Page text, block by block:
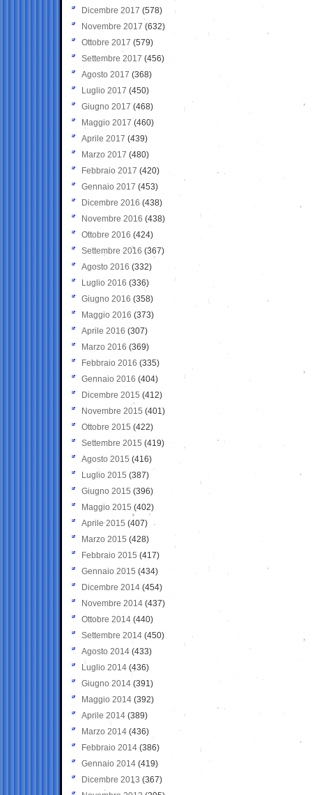
Dicembre 2017 (578)
Novembre 2017 (632)
Ottobre 2017 (579)
Settembre 2017 (456)
Agosto 2017 (368)
Luglio 2017 (450)
Giugno 2017 (468)
Maggio 2017 (460)
Aprile 2017 (439)
Marzo 2017 (480)
Febbraio 2017 (420)
Gennaio 2017 (453)
Dicembre 2016 (438)
Novembre 2016 (438)
Ottobre 2016 (424)
Settembre 2016 (367)
Agosto 2016 (332)
Luglio 2016 (336)
Giugno 2016 (358)
Maggio 2016 (373)
Aprile 2016 (307)
Marzo 2016 (369)
Febbraio 2016 (335)
Gennaio 2016 (404)
Dicembre 2015 (412)
Novembre 2015 (401)
Ottobre 2015 (422)
Settembre 2015 (419)
Agosto 2015 (416)
Luglio 2015 (387)
Giugno 2015 (396)
Maggio 2015 (402)
Aprile 2015 (407)
Marzo 2015 (428)
Febbraio 2015 (417)
Gennaio 2015 (434)
Dicembre 2014 (454)
Novembre 2014 (437)
Ottobre 2014 (440)
Settembre 2014 (450)
Agosto 2014 (433)
Luglio 2014 (436)
Giugno 2014 (391)
Maggio 2014 (392)
Aprile 2014 (389)
Marzo 2014 (436)
Febbraio 2014 (386)
Gennaio 2014 (419)
Dicembre 2013 (367)